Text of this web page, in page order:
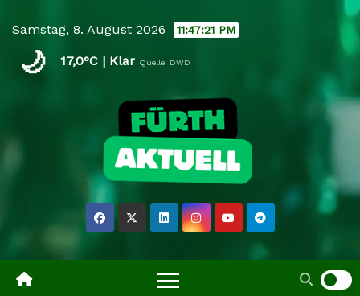
content
Samstag, 8. August 2026 11:47:22 PM
🌙 17,0°C | Klar Quelle: DWD